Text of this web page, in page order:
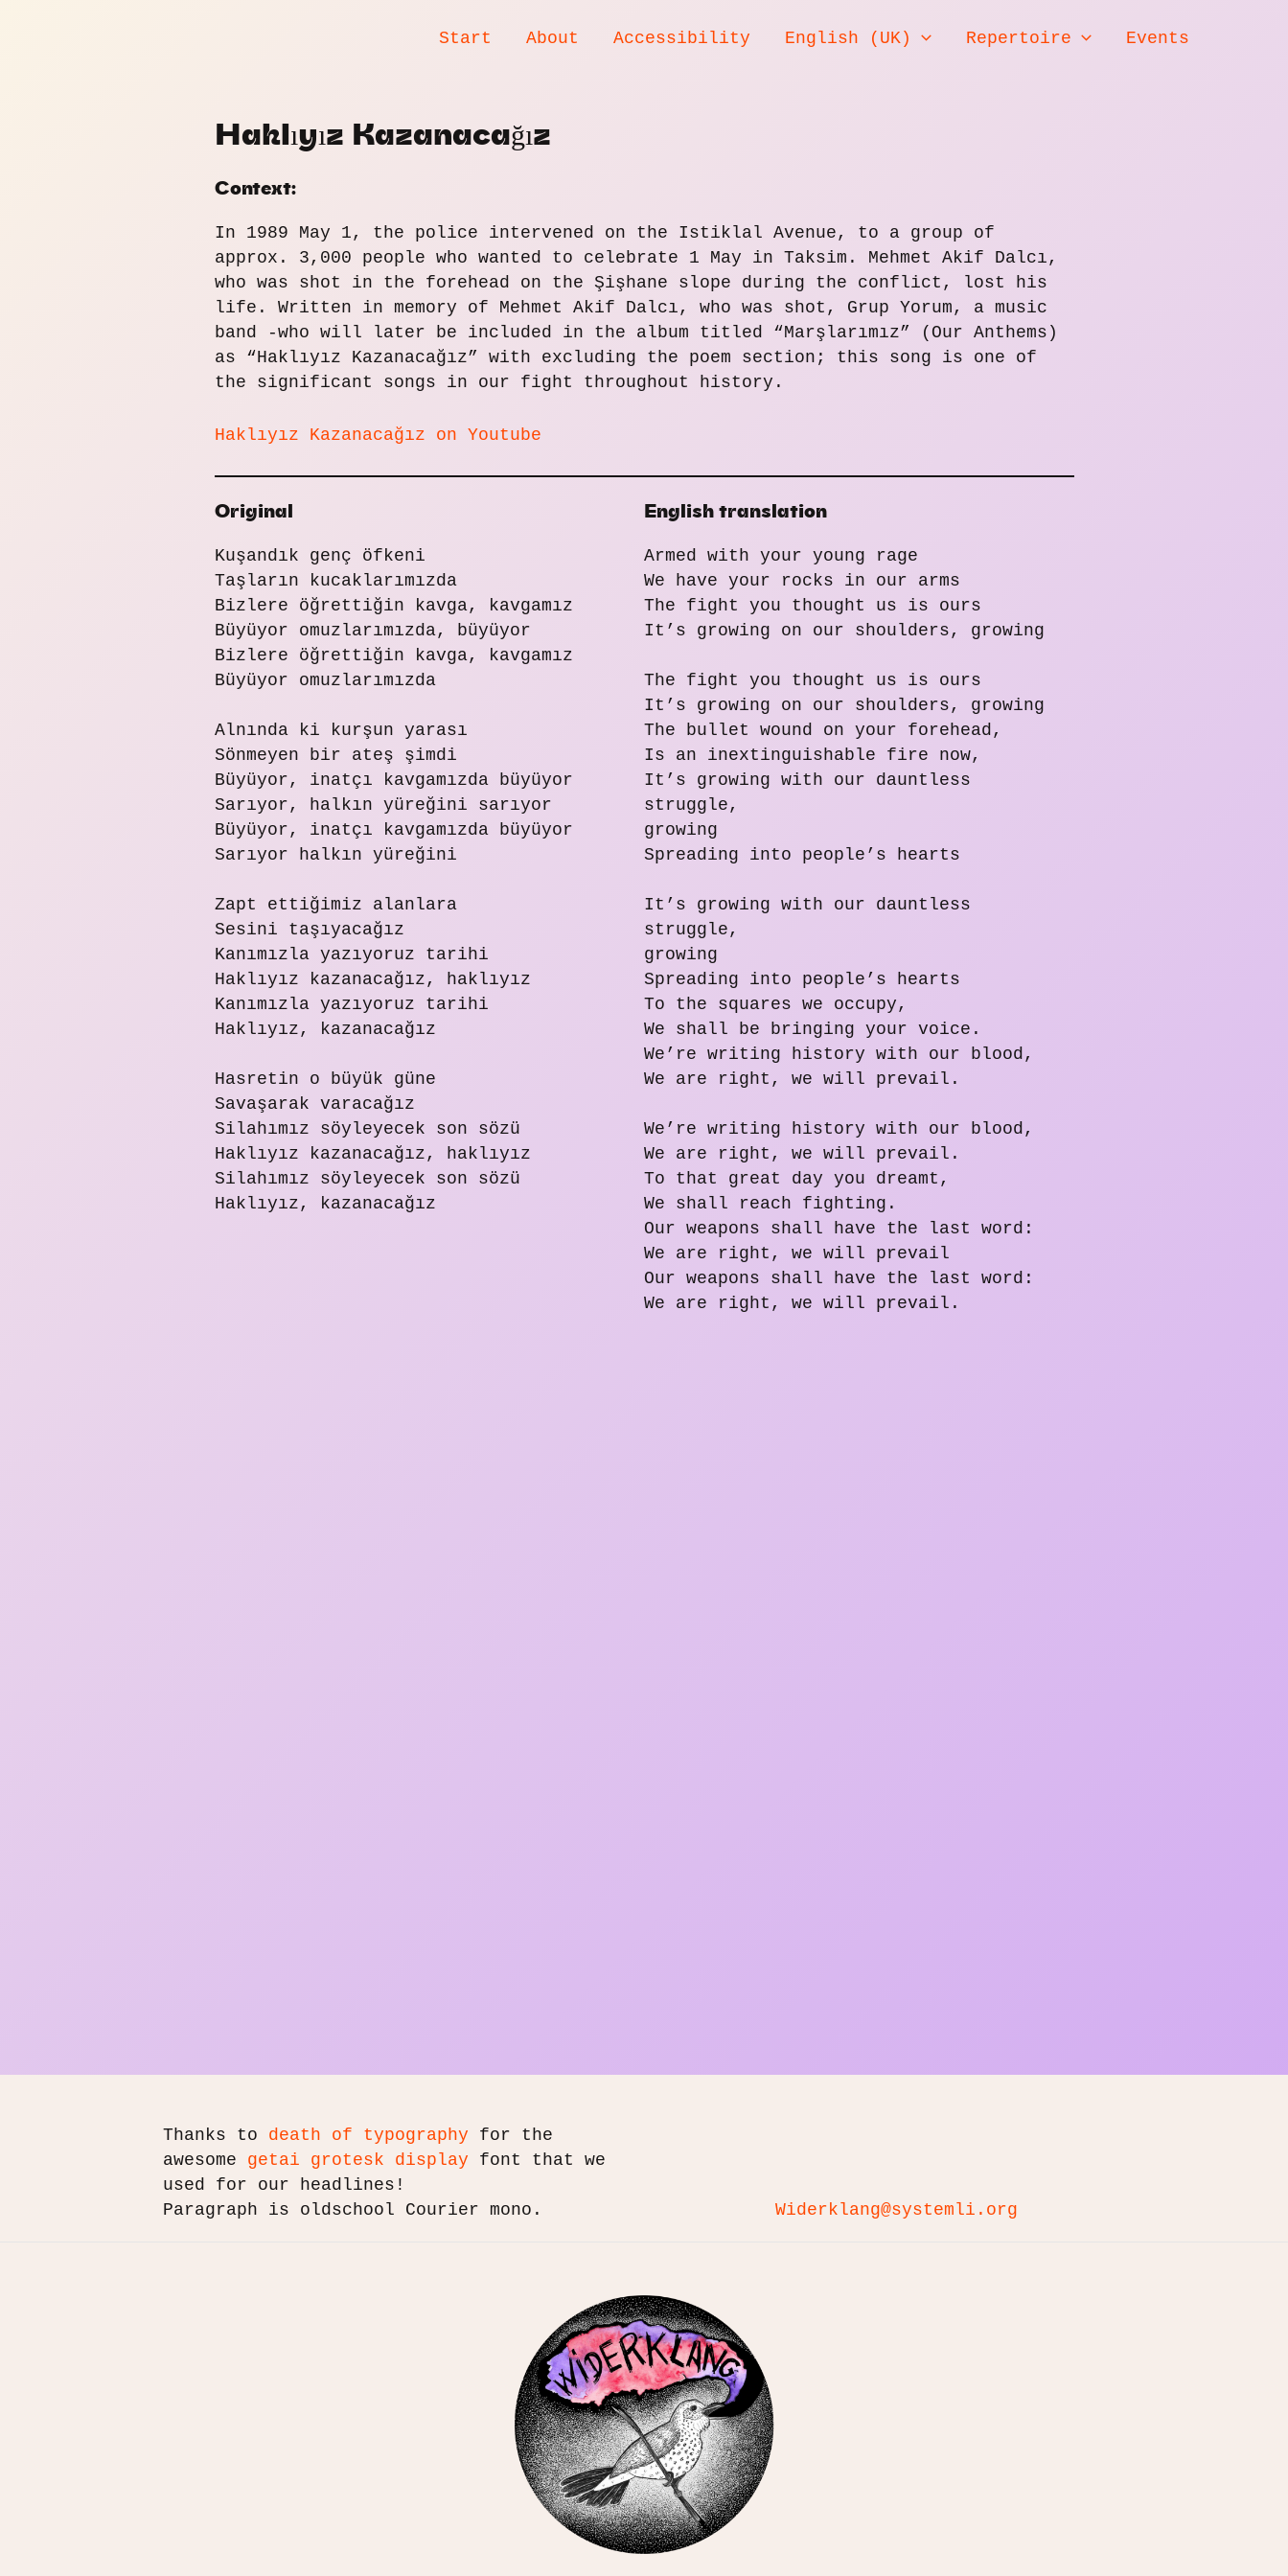
Start About Accessibility English (UK) Repertoire Events
Haklıyız Kazanacağız
Context:
In 1989 May 1, the police intervened on the Istiklal Avenue, to a group of
approx. 3,000 people who wanted to celebrate 1 May in Taksim. Mehmet Akif Dalcı,
who was shot in the forehead on the Şişhane slope during the conflict, lost his
life. Written in memory of Mehmet Akif Dalcı, who was shot, Grup Yorum, a music
band -who will later be included in the album titled “Marşlarımız” (Our Anthems)
as “Haklıyız Kazanacağız” with excluding the poem section; this song is one of
the significant songs in our fight throughout history.
Haklıyız Kazanacağız on Youtube
Original
Kuşandık genç öfkeni
Taşların kucaklarımızda
Bizlere öğrettiğin kavga, kavgamız
Büyüyor omuzlarımızda, büyüyor
Bizlere öğrettiğin kavga, kavgamız
Büyüyor omuzlarımızda
Alnında ki kurşun yarası
Sönmeyen bir ateş şimdi
Büyüyor, inatçı kavgamızda büyüyor
Sarıyor, halkın yüreğini sarıyor
Büyüyor, inatçı kavgamızda büyüyor
Sarıyor halkın yüreğini
Zapt ettiğimiz alanlara
Sesini taşıyacağız
Kanımızla yazıyoruz tarihi
Haklıyız kazanacağız, haklıyız
Kanımızla yazıyoruz tarihi
Haklıyız, kazanacağız
Hasretin o büyük güne
Savaşarak varacağız
Silahımız söyleyecek son sözü
Haklıyız kazanacağız, haklıyız
Silahımız söyleyecek son sözü
Haklıyız, kazanacağız
English translation
Armed with your young rage
We have your rocks in our arms
The fight you thought us is ours
It’s growing on our shoulders, growing
The fight you thought us is ours
It’s growing on our shoulders, growing
The bullet wound on your forehead,
Is an inextinguishable fire now,
It’s growing with our dauntless
struggle,
growing
Spreading into people’s hearts
It’s growing with our dauntless
struggle,
growing
Spreading into people’s hearts
To the squares we occupy,
We shall be bringing your voice.
We’re writing history with our blood,
We are right, we will prevail.
We’re writing history with our blood,
We are right, we will prevail.
To that great day you dreamt,
We shall reach fighting.
Our weapons shall have the last word:
We are right, we will prevail
Our weapons shall have the last word:
We are right, we will prevail.
Thanks to death of typography for the
awesome getai grotesk display font that we
used for our headlines!
Paragraph is oldschool Courier mono.
Widerklang@systemli.org